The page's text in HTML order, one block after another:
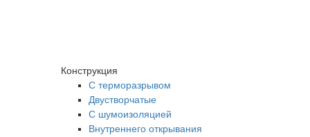
Конструкция
С терморазрывом
Двустворчатые
С шумоизоляцией
Внутреннего открывания